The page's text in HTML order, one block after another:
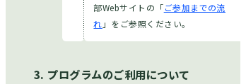
部Webサイトの「ご参加までの流
れ 」をご参照ください。
プログラムのご利用について